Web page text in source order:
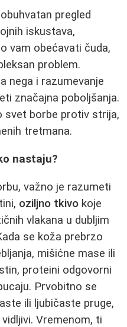
pregled
iskustava,
vam obećavati čuda,
problem.
nega i razumevanje
značajna poboljšanja.
svet borbe protiv strija,
tretmana.
nastaju?
važno je razumeti
oziljno tkivo koje
vlakana u dubljim
se koža prebrzo
mišićne mase ili
proteini odgovorni
Prvobitno se
ili ljubičaste pruge,
Vremenom, ti